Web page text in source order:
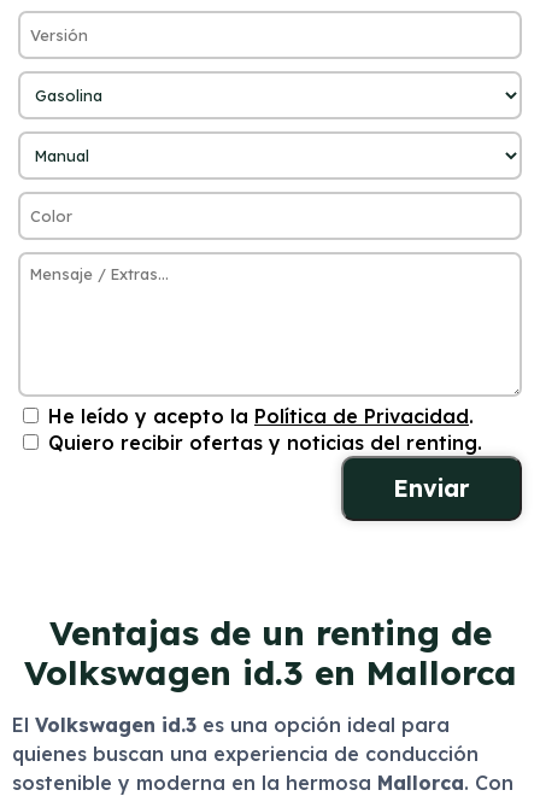
He leído y acepto la Política de Privacidad.
Quiero recibir ofertas y noticias del renting.
Ventajas de un renting de
Volkswagen id.3 en Mallorca
El Volkswagen id.3 es una opción ideal para
quienes buscan una experiencia de conducción
sostenible y moderna en la hermosa Mallorca. Con